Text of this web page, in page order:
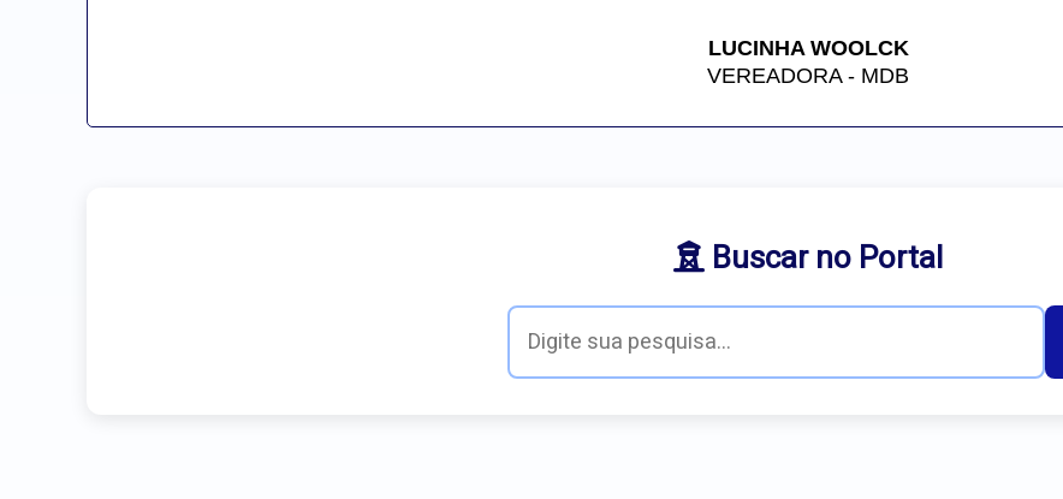
LUCINHA WOOLCK
VEREADORA - MDB
Buscar no Portal